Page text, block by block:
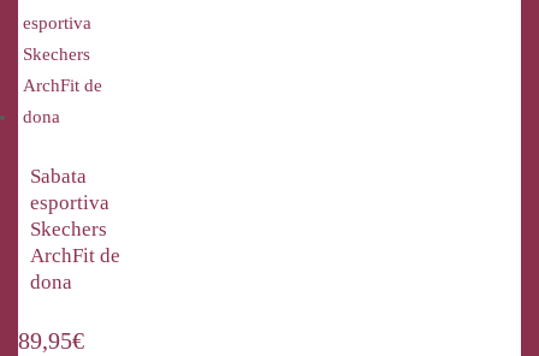
Sabata
esportiva
Skechers
ArchFit de
dona
89,95€